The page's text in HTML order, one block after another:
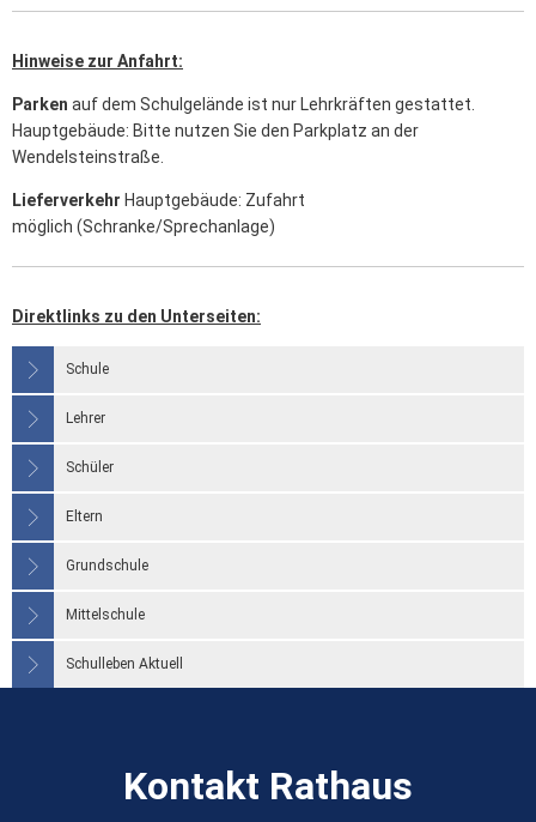
Hinweise zur Anfahrt:
Parken auf dem Schulgelände ist nur Lehrkräften gestattet.
Hauptgebäude: Bitte nutzen Sie den Parkplatz an der
Wendelsteinstraße.
Lieferverkehr Hauptgebäude: Zufahrt
möglich (Schranke/Sprechanlage)
Direktlinks zu den Unterseiten:
Schule
Lehrer
Schüler
Eltern
Grundschule
Mittelschule
Schulleben Aktuell
Kontakt Rathaus